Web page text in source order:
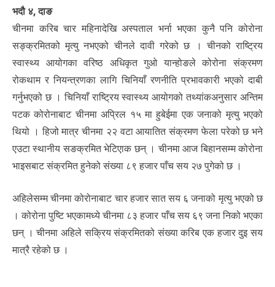
भदौ ४, दाङ
चीनमा करिब चार महिनादेखि अस्पताल भर्ना भएका कुनै पनि कोरोना
सङ्क्रमितको मृत्यु नभएको चीनले दावी गरेको छ । चीनको राष्ट्रिय
स्वास्थ्य आयोगका वरिष्ठ अधिकृत गुओ यान्होङले कोरोना संक्रमण
रोकथाम र नियन्त्रणका लागि चिनियाँ रणनीति प्रभावकारी भएको दाबी
गर्नुभएको छ । चिनियाँ राष्ट्रिय स्वास्थ्य आयोगको तथ्यांकअनुसार अन्तिम
पटक कोरोनाबाट चीनमा अप्रिल १५ मा हुबेईमा एक जनाको मृत्यु भएको
थियो । हिजो मात्र चीनमा २२ वटा आयातित संक्रमण फेला परेको छ भने
एउटा स्थानीय सङक्रमित भेटिएाक छन् । चीनमा आज बिहानसम्म कोरोना
भाइसबाट संक्रमित हुनेको संख्या ८९ हजार पाँच सय २७ पुगेको छ ।
अहिलेसम्म चीनमा कोरोनाबाट चार हजार सात सय ६ जनाको मृत्यु भएको छ
। कोरोना पुष्टि भएकामध्ये चीनमा ८३ हजार पाँच सय ६९ जना निको भएका
छन् । चीनमा अहिले सक्रिय संक्रमितको संख्या करिब एक हजार दुइ सय
मात्रै रहेको छ ।